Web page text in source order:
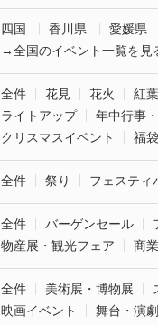
四国 香川県 愛媛県
→全国のイベント一覧を見
全件 花見 花火 紅葉
ライトアップ
年中行事
クリスマスイベント
福
全件 祭り フェスティ
全件 バーゲンセール
物産展・観光フェア
商
全件 美術展・博物展
映画イベント
舞台・演劇